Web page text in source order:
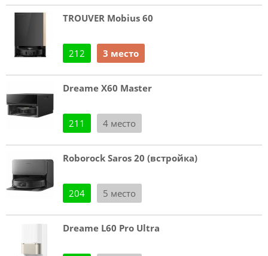
TROUVER Mobius 60
212 3 место
Dreame X60 Master
211 4 место
Roborock Saros 20 (встройка)
204 5 место
Dreame L60 Pro Ultra